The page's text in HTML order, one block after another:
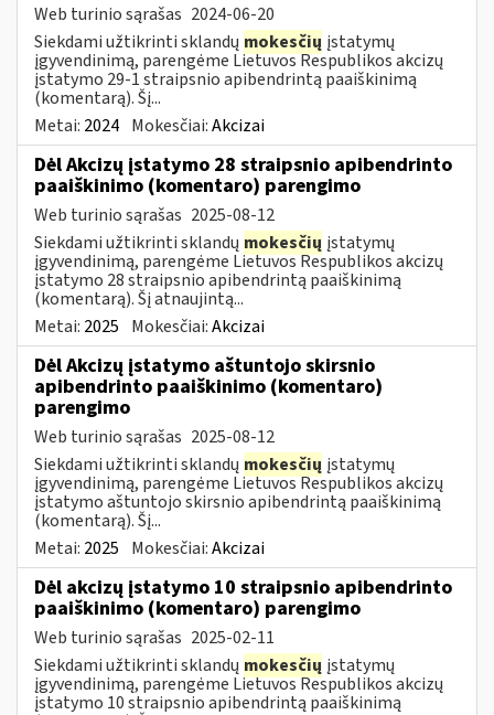
Web turinio sąrašas 2024-06-20
Siekdami užtikrinti sklandų mokesčių įstatymų
įgyvendinimą, parengėme Lietuvos Respublikos akcizų
įstatymo 29-1 straipsnio apibendrintą paaiškinimą
(komentarą). Šį...
Metai: 2024 Mokesčiai:Akcizai
Dėl Akcizų įstatymo 28 straipsnio apibendrinto
paaiškinimo (komentaro) parengimo
Web turinio sąrašas 2025-08-12
Siekdami užtikrinti sklandų mokesčių įstatymų
įgyvendinimą, parengėme Lietuvos Respublikos akcizų
įstatymo 28 straipsnio apibendrintą paaiškinimą
(komentarą). Šį atnaujintą...
Metai: 2025 Mokesčiai:Akcizai
Dėl Akcizų įstatymo aštuntojo skirsnio
apibendrinto paaiškinimo (komentaro)
parengimo
Web turinio sąrašas 2025-08-12
Siekdami užtikrinti sklandų mokesčių įstatymų
įgyvendinimą, parengėme Lietuvos Respublikos akcizų
įstatymo aštuntojo skirsnio apibendrintą paaiškinimą
(komentarą). Šį...
Metai: 2025 Mokesčiai:Akcizai
Dėl akcizų įstatymo 10 straipsnio apibendrinto
paaiškinimo (komentaro) parengimo
Web turinio sąrašas 2025-02-11
Siekdami užtikrinti sklandų mokesčių įstatymų
įgyvendinimą, parengėme Lietuvos Respublikos akcizų
įstatymo 10 straipsnio apibendrintą paaiškinimą